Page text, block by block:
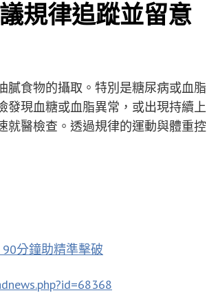
規律追蹤並留意
膩食物的攝取。特別是糖尿病或血脂
發現血糖或血脂異常，或出現持續上
就醫檢查。透過規律的運動與體重控
分鐘助精準擊破